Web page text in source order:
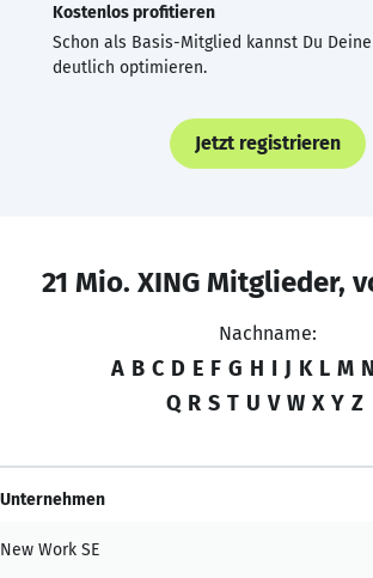
Kostenlos profitieren
Schon als Basis-Mitglied kannst Du Deine
deutlich optimieren.
Jetzt registrieren
21 Mio. XING Mitglieder,
Nachname:
A B C D E F G H I J K L M N
Q R S T U V W X Y Z
Unternehmen
New Work SE